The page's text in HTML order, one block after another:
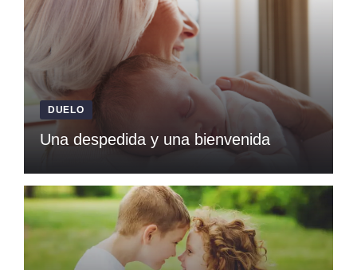
DUELO
Una despedida y una bienvenida